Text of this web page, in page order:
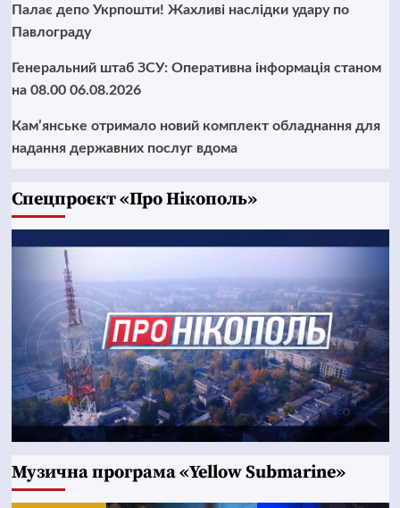
Палає депо Укрпошти! Жахливі наслідки удару по
Павлограду
Генеральний штаб ЗСУ: Оперативна інформація станом
на 08.00 06.08.2026
Кам’янське отримало новий комплект обладнання для
надання державних послуг вдома
Cпецпроєкт «Про Нікополь»
Музична програма «Yellow Submarine»